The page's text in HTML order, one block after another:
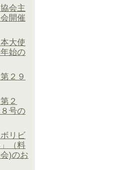
会主
開催
大使
始の
２９
２
号の
リビ
（料
)のお